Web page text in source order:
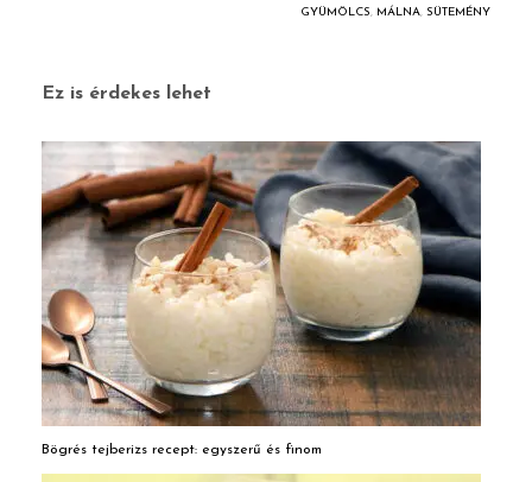
GYÜMÖLCS, MÁLNA, SÜTEMÉNY
Ez is érdekes lehet
Bögrés tejberizs recept: egyszerű és finom